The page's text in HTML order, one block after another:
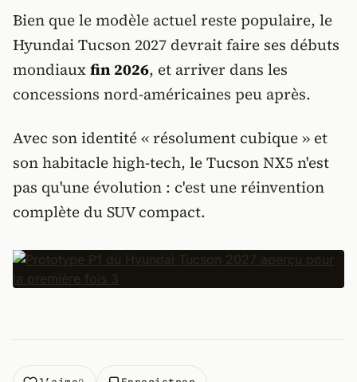
Bien que le modèle actuel reste populaire, le
Hyundai Tucson 2027 devrait faire ses débuts
mondiauxfin 2026, et arriver dans les
concessions nord-américaines peu après.
Avec son identité « résolument cubique » et
son habitacle high-tech, le Tucson NX5 n'est
pas qu'une évolution : c'est une réinvention
complète du SUV compact.